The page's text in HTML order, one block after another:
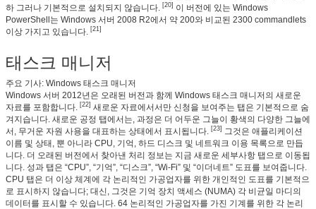
하 그러나 기본적으로 설치되지 않습니다. [20] 이 버전에 있는 Windows
PowerShell는 Windows 서버 2008 R2에서 약 200와 비교된 2300 commandlets
이상 가지고 있습니다. [21]
태스크 매니저
주요 기사: Windows 태스크 매니저
Windows 서버 2012년은 오래된 버전과 함께 Windows 태스크 매니저의 새로운
자료를 포함합니다. [22] 새로운 자료에서서만 신청을 보여주는 탭은 기본적으로 숨
겨지습니다. 새로운 공정 탭에서는, 과정은 더 어두운 그늘이 황색의 다양한 그늘에
서, 무거운 자원 사용을 대표하는 상태에서 표시됩니다. [23] 그것은 애플리케이션
이름 및 상태, 뿐 아니라 CPU, 기억, 하드 디스크 및 네트워크 이용 목록으로 만듭
니다. 더 오래된 버전에서 찾아낸 처리 정보는 지금 새로운 세부사항 탭으로 이동됩
니다. 성과 탭은 “CPU”, “기억”, “디스크”, “Wi-Fi” 및 “이더네트” 도표를 보여줍니다.
CPU 탭은 더 이상 체계에 각 논리적인 가공업자를 위한 개인적인 도표를 기본적으
로 표시하지 않습니다; 대신, 그것은 기억 장치 액세스 (NUMA) 각 비균일 마디의
데이터를 표시할 수 있습니다. 64 논리적인 가공업자를 가진 기계를 위한 각 논리